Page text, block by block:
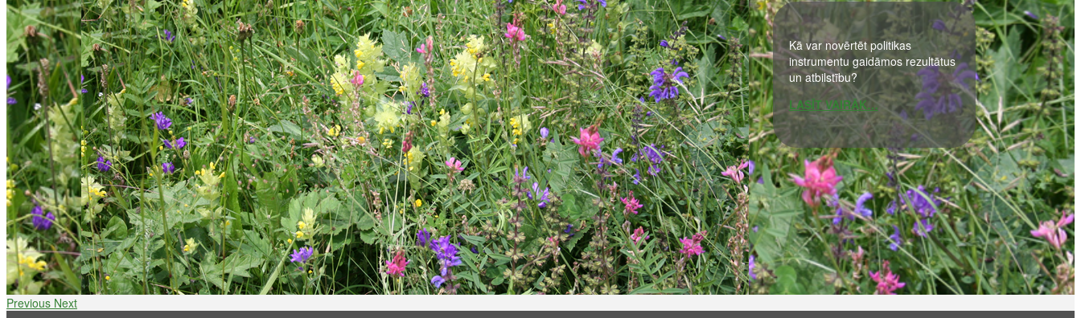
Kā var novērtēt politikas
instrumentu gaidāmos rezultātus
un atbilstību?
LASĪT VAIRĀK…
Previous Next